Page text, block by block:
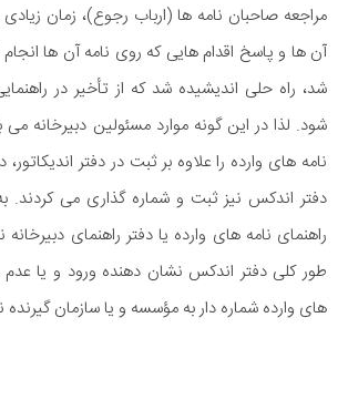
مراجعه صاحبان نامه ها (ارباب رجوع)، زمان زیادی
آن ها و پاسخ اقدام هایی که روی نامه آن ها
شد، راه حلی اندیشیده شد که از تأخیر در
شود. لذا در این گونه موارد مسئولین دبیرخانه می
نامه های وارده را علاوه بر ثبت در دفتر
دفتر اندکس نیز ثبت و شماره گذاری می کردند.
راهنمای نامه های وارده یا دفتر راهنمای
طور کلی دفتر اندکس نشان دهنده ورود و یا عدم
های وارده شماره دار به مؤسسه و یا سازمان گیرنده